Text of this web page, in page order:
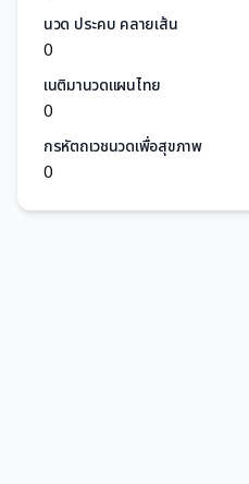
นวด ประคบ คลายเส้น
0
เนติมานวดแผนไทย
0
กรหัตถเวชนวดเพื่อสุขภาพ
0